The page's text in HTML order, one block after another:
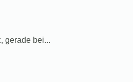
gerade bei...